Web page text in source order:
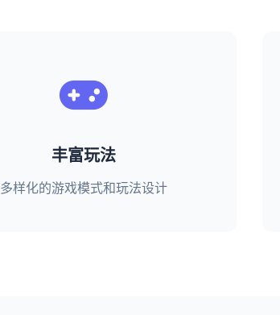
丰富玩法
多样化的游戏模式和玩法设计